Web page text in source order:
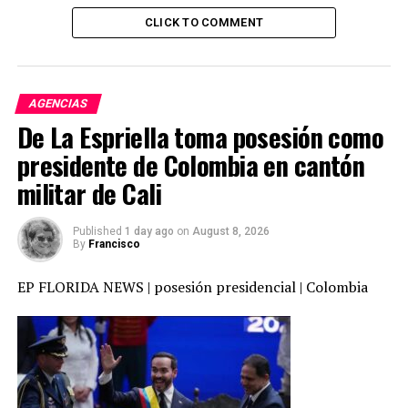
El Holiday Nostalgia Train hará paradas en: calle
cámaras / Calle Franklin/ calle del Canal/ calle houston/
Christopher Street-Sheridan Square/ Calle 14 / calle
18/ Calle 23/ Calle 28 / Estación 34th Street-Penn /
Times Square-Calle 42/ calle 50/ Calle 59-Columbus
Circle / 66th Street-Lincoln Center/ calle 72 / calle
79/calle 86/ calle 96 /calle 103/ Catedral Parkway (calle
CLICK TO COMMENT
AGENCIAS
De La Espriella toma posesión como
presidente de Colombia en cantón
militar de Cali
Published 1 day ago on August 8, 2026
By Francisco
EP FLORIDA NEWS | posesión presidencial | Colombia